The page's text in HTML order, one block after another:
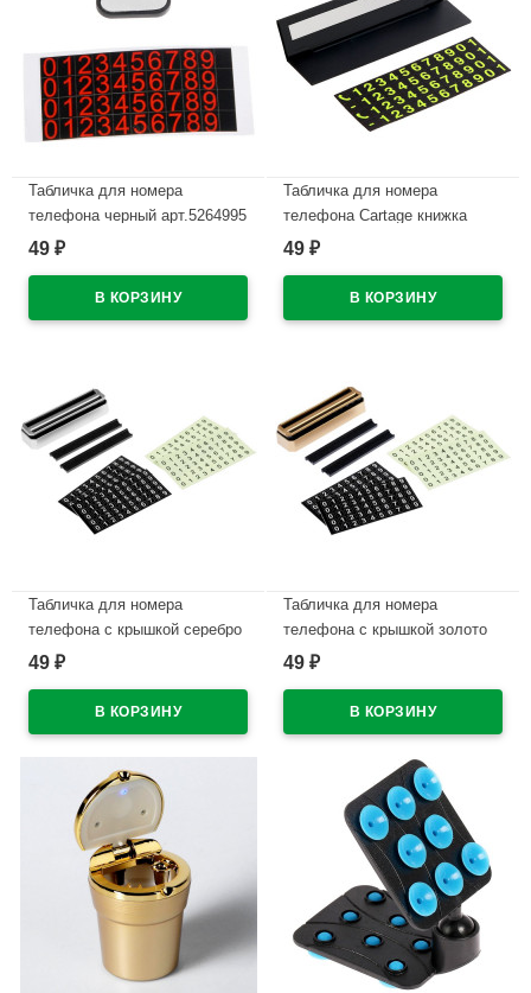
Табличка для номера
телефона черный арт.5264995
В наличии
49 ₽
Табличка для номера
телефона Cartage книжка
черный арт.5265001
49 ₽
Табличка для номера
телефона с крышкой серебро
арт.4331015
49 ₽
Табличка для номера
телефона с крышкой золото
арт.4331013
49 ₽